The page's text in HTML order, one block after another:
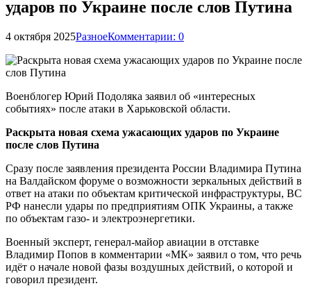
ударов по Украине после слов Путина
4 октября 2025РазноеКомментарии: 0
Военблогер Юрий Подоляка заявил об «интересных
событиях» после атаки в Харьковской области.
Раскрыта новая схема ужасающих ударов по Украине
после слов Путина
Сразу после заявления президента России Владимира Путина
на Валдайском форуме о возможности зеркальных действий в
ответ на атаки по объектам критической инфраструктуры, ВС
РФ нанесли удары по предприятиям ОПК Украины, а также
по объектам газо- и электроэнергетики.
Военный эксперт, генерал-майор авиации в отставке
Владимир Попов в комментарии «МК» заявил о том, что речь
идёт о начале новой фазы воздушных действий, о которой и
говорил президент.